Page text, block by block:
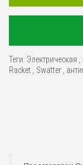
Теги: Электрическая
Racket
Swatter